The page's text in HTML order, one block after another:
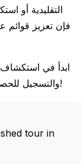
التقليدية أو
ابدأ في استكشاف
زيارة tourestateai.com والتسجيل للحصول على تجربة مجانية!
tour in